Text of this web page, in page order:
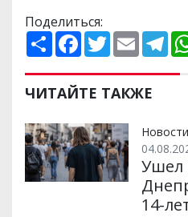
Поделиться:
П
о
и
р
и
и
F
a
e
b
o
k
T
w
t
t
e
E
m
i
l
T
e
e
m
ЧИТАЙТЕ ТАКЖЕ
Ушел
14-